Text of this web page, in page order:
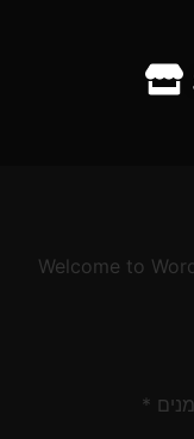
Welcome to
*